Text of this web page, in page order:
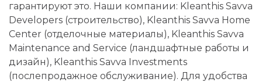
гарантируют это. Наши компании: Kleanthis Savva
Developers (строительство), Kleanthis Savva Home
Center (отделочные материалы), Kleanthis Savva
Maintenance and Service (ландшафтные работы и
дизайн), Kleanthis Savva Investments
(послепродажное обслуживание). Для удобства